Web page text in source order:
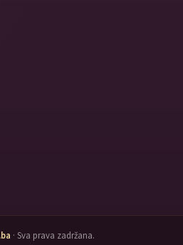
· Sva prava zadržana.